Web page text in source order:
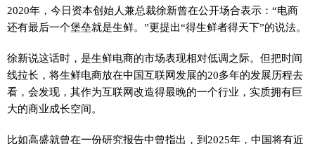
2020年，今日资本创始人兼总裁徐新曾在公开场合表示：“电商
还有最后一个堡垒就是生鲜。”更提出“得生鲜者得天下”的说法。
徐新说这话时，是生鲜电商的市场表现相对低调之际。但把时间
线拉长，将生鲜电商放在中国互联网发展的20多年的发展历程去
看，会发现，其作为互联网改造得最晚的一个行业，实质拥有巨
大的商业成长空间。
比如高盛就曾在一份研究报告中曾指出，到2025年，中国将有近